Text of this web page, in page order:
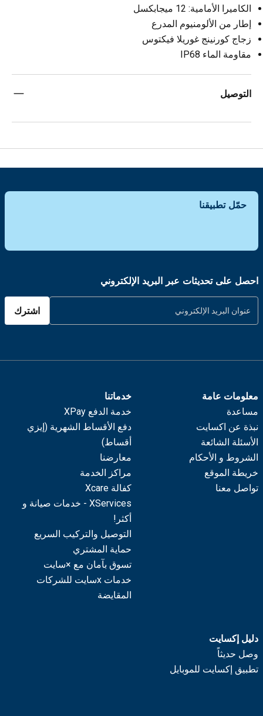
الكاميرا الأمامية: 12 ميجابكسل
إطار من الألومنيوم المدرع
زجاج كورنينج غوريلا فيكتوس
مقاومة الماء IP68
التوصيل
حمّل تطبيقنا
احصل على تحديثات عبر البريد الإلكتروني
اشترك
معلومات عامة
مساعدة
نبذة عن اكسايت
الأسئلة الشائعة
الشروط و الأحكام
خريطة الموقع
تواصل معنا
خدماتنا
خدمة الدفع XPay
دفع الأقساط الشهرية (إيزي
أقساط)
معارضنا
مراكز الخدمة
كفالة Xcare
XServices - خدمات صيانة و
أكثر!
التوصيل والتركيب السريع
حماية المشتري
تسوق بآمان مع ×سايت
خدمات xسايت للشركات
المقايضة
دليل إكسايت
وصل حديثاً
تطبيق إكسايت للموبايل